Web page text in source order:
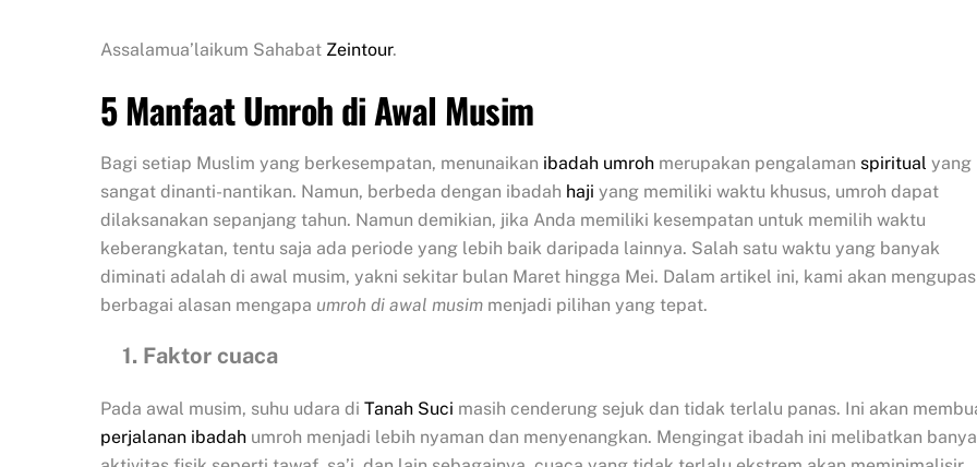
Assalamua’laikum Sahabat Zeintour.
5 Manfaat Umroh di Awal Musim
Bagi setiap Muslim yang berkesempatan, menunaikan ibadah umroh merupakan pengalaman spiritual yang
sangat dinanti-nantikan. Namun, berbeda dengan ibadah haji yang memiliki waktu khusus, umroh dapat
dilaksanakan sepanjang tahun. Namun demikian, jika Anda memiliki kesempatan untuk memilih waktu
keberangkatan, tentu saja ada periode yang lebih baik daripada lainnya. Salah satu waktu yang banyak
diminati adalah di awal musim, yakni sekitar bulan Maret hingga Mei. Dalam artikel ini, kami akan mengupas
berbagai alasan mengapa umroh di awal musim menjadi pilihan yang tepat.
1. Faktor cuaca
Pada awal musim, suhu udara di Tanah Suci masih cenderung sejuk dan tidak terlalu panas. Ini akan
perjalanan ibadah umroh menjadi lebih nyaman dan menyenangkan. Mengingat ibadah ini melibatkan